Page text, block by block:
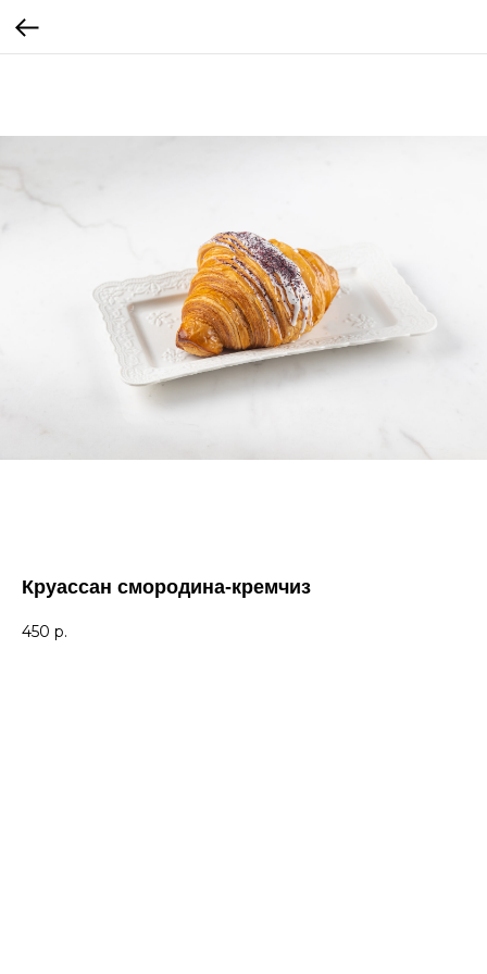
Круассан смородина-кремчиз
450 р.